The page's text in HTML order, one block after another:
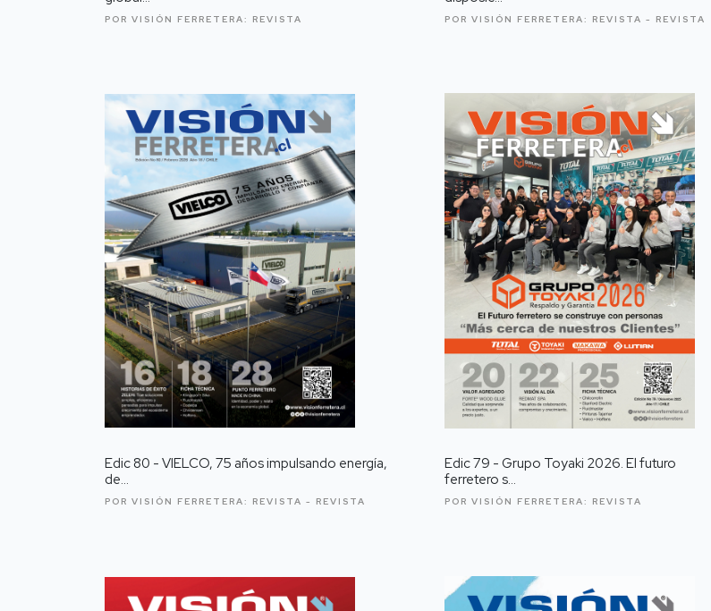
POR VISIÓN FERRETERA: REVISTA POR VISIÓN FERRETERA: REVISTA - REVISTA
Edic 80 - VIELCO, 75 años impulsando energía,
de...
POR VISIÓN FERRETERA: REVISTA - REVISTA
Edic 79 - Grupo Toyaki 2026. El futuro
ferretero s...
POR VISIÓN FERRETERA: REVISTA